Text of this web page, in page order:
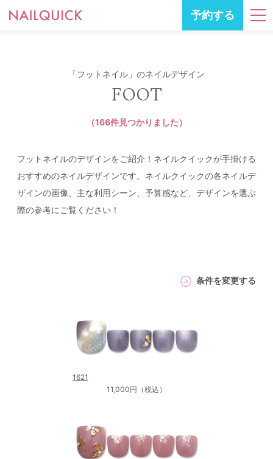
予約する
「フットネイル」のネイルデザイン
FOOT
（166件見つかりました）
フットネイルのデザインをご紹介！ネイルクイックが手掛ける
おすすめのネイルデザインです。ネイルクイックの各ネイルデ
ザインの画像、主な利用シーン、予算感など、デザインを選ぶ
際の参考にご覧ください！
条件を変更する
1621
11,000円（税込）